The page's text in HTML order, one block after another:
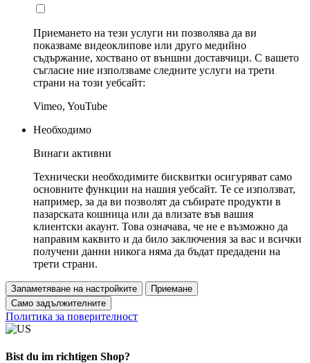
Приемането на тези услуги ни позволява да ви
показваме видеоклипове или друго медийно
съдържание, хоствано от външни доставчици. С вашето
съгласие ние използваме следните услуги на трети
страни на този уебсайт:
Vimeo, YouTube
Необходимо
Винаги активни
Технически необходимите бисквитки осигуряват само
основните функции на нашия уебсайт. Те се използват,
например, за да ви позволят да събирате продукти в
пазарската кошница или да влизате във вашия
клиентски акаунт. Това означава, че не е възможно да
направим каквито и да било заключения за вас и всички
получени данни никога няма да бъдат предадени на
трети страни.
Запаметяване на настройките
Приемане
Само задължителните
Политика за поверителност
Bist du im richtigen Shop?